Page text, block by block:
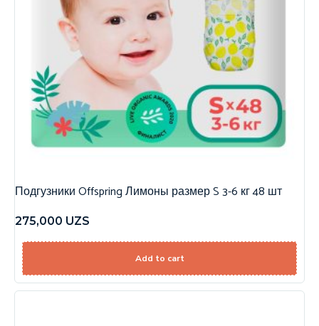
Подгузники Offspring Лимоны размер S 3-6 кг 48 шт
275,000 UZS
Add to cart